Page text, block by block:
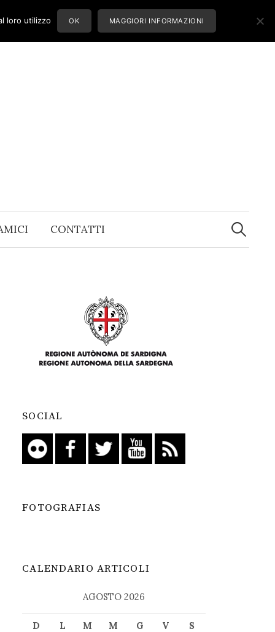
CONTATTI
Ricerca
per:
SOCIAL
FOTOGRAFIAS
CALENDARIO ARTICOLI
AGOSTO 2026
D L M M G V
S
loro utilizzo OK MAGGIORI INFORMAZIONI